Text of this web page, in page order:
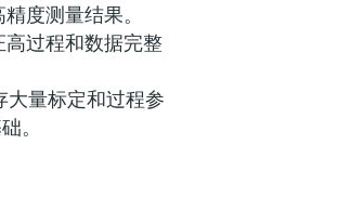
度测量结果。
过程和数据完整
大量标定和过程参
。